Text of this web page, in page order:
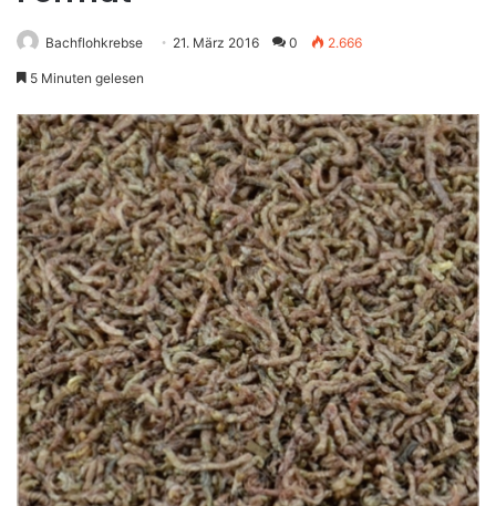
Bachflohkrebse 21. März 2016 0 2.666
5 Minuten gelesen